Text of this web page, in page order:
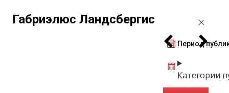
Габриэлюс Ландсбергис
Период
Категории